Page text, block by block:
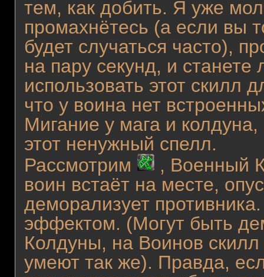
тем, как добить. Я уже
промахнётесь (а если вы
будет случаться часто),
на пару секунд, и
использовать этот скилл
что у воина нет
Мигание у мага и
этот ненужный спелл.
Рассмотрим
, Военный
воин встаёт на месте,
деморализует
эффектом. (Могут быть
Колдуны, на Воинов скилл
умеют так же). Правда,